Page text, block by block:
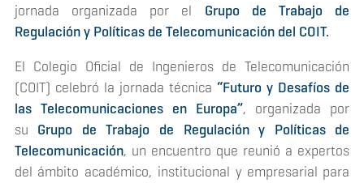
jornada organizada por el Grupo de Trabajo de
Regulación y Políticas de Telecomunicación del COIT.
El Colegio Oficial de Ingenieros de Telecomunicación
(COIT) celebró la jornada técnica “Futuro y Desafíos de
las Telecomunicaciones en Europa”, organizada por
su Grupo de Trabajo de Regulación y Políticas de
Telecomunicación, un encuentro que reunió a expertos
del ámbito académico, institucional y empresarial para